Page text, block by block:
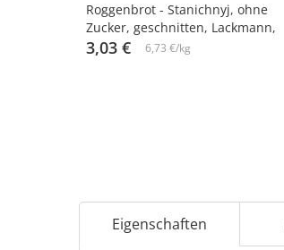
Roggenbrot - Stanichnyj, ohne
Zucker, geschnitten, Lackmann,
450 g
3,03 € 6,73 €/kg
Eigenschaften